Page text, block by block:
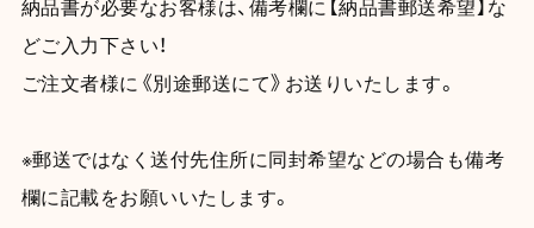
納品書が必要なお客様は、備考欄に【納品書郵送希望】な
どご入力下さい！
ご注文者様に《別途郵送にて》お送りいたします。
※郵送ではなく送付先住所に同封希望などの場合も備考
欄に記載をお願いいたします。